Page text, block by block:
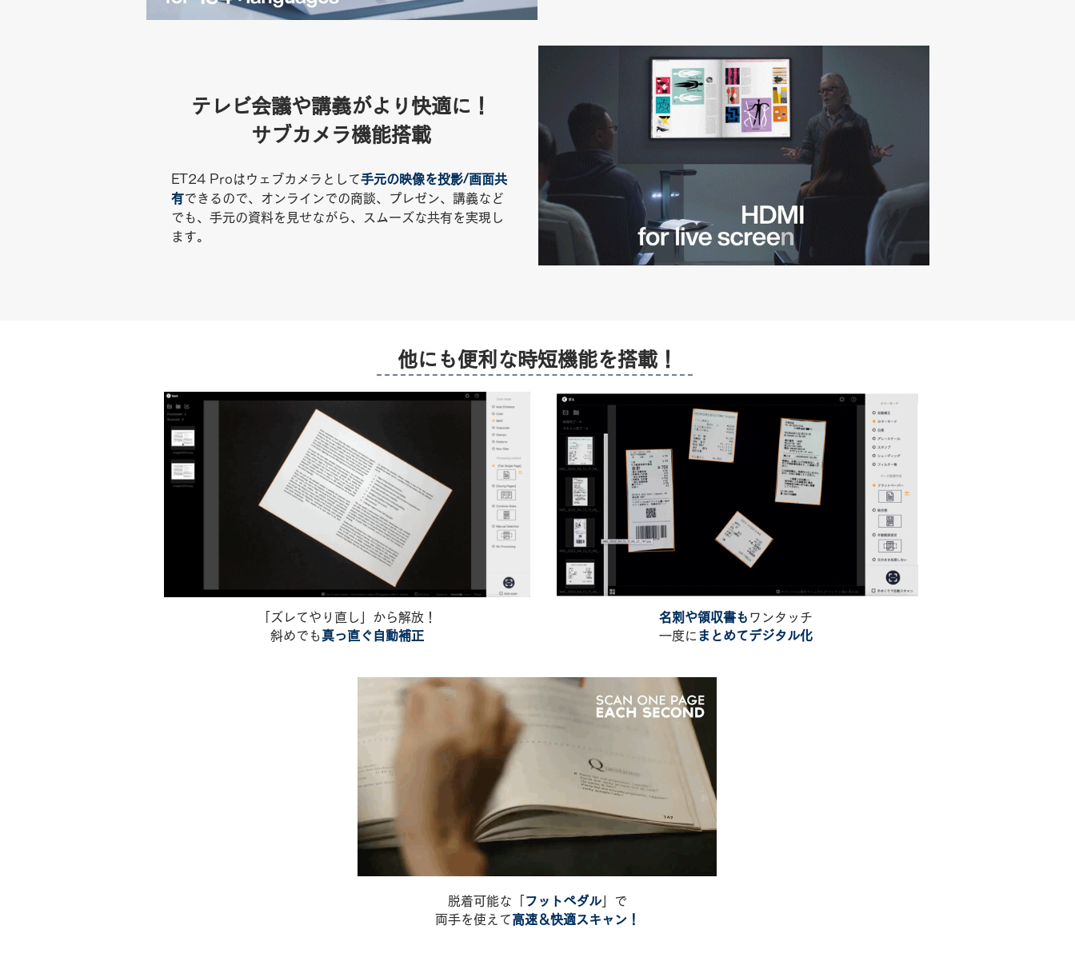
テレビ会議や講義がより快適に！
サブカメラ機能搭載
ET24 Proはウェブカメラとして手元の映像を投影/画面共
有できるので、オンラインでの商談、プレゼン、講義など
でも、手元の資料を見せながら、スムーズな共有を実現し
ます。
​他にも便利な時短機能を搭載！
「ズレてやり直し」から解放！
斜めでも 真っ直ぐ自動補正
名刺や領収書も ワンタッチ
一度に まとめてデジタル化
脱着可能な「 フットペダル」で
両手を使えて高速＆快適スキャン！